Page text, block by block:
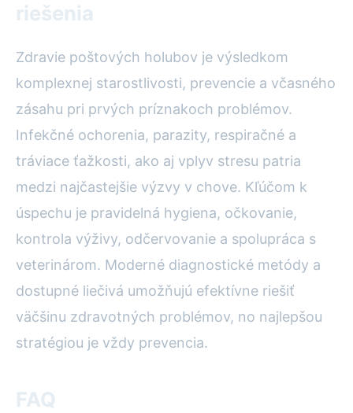
riešenia
Zdravie poštových holubov je výsledkom
komplexnej starostlivosti, prevencie a včasného
zásahu pri prvých príznakoch problémov.
Infekčné ochorenia, parazity, respiračné a
tráviace ťažkosti, ako aj vplyv stresu patria
medzi najčastejšie výzvy v chove. Kľúčom k
úspechu je pravidelná hygiena, očkovanie,
kontrola výživy, odčervovanie a spolupráca s
veterinárom. Moderné diagnostické metódy a
dostupné liečivá umožňujú efektívne riešiť
väčšinu zdravotných problémov, no najlepšou
stratégiou je vždy prevencia.
FAQ